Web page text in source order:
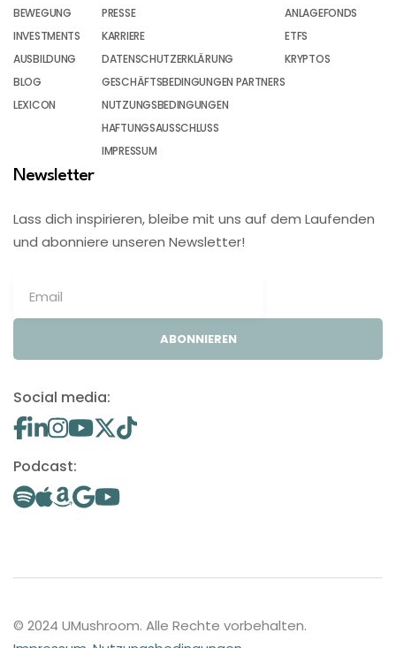
BEWEGUNG
INVESTMENTS
AUSBILDUNG
BLOG
LEXICON
PRESSE
KARRIERE
DATENSCHUTZERKLÄRUNG
GESCHÄFTSBEDINGUNGEN PARTNERS
NUTZUNGSBEDINGUNGEN
HAFTUNGSAUSSCHLUSS
IMPRESSUM
ANLAGEFONDS
ETFS
KRYPTOS
Newsletter
Lass dich inspirieren, bleibe mit uns auf dem Laufenden
und abonniere unseren Newsletter!
ABONNIEREN
Social media:
Podcast:
© 2024 UMushroom. Alle Rechte vorbehalten.